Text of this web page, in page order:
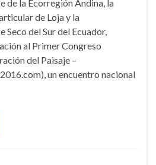
de la Ecorregión Andina, la
de Loja y la
Seco del Sur del Ecuador,
al Primer Congreso
del Paisaje –
un encuentro nacional